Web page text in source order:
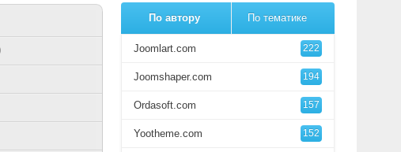
По автору По тематике
Joomlart.com 222
Joomshaper.com 194
Ordasoft.com 157
Yootheme.com 152